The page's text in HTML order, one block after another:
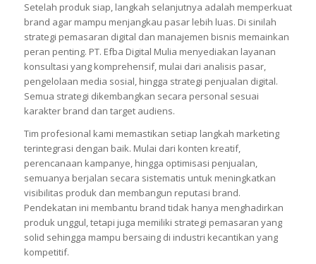
Setelah produk siap, langkah selanjutnya adalah memperkuat
brand agar mampu menjangkau pasar lebih luas. Di sinilah
strategi pemasaran digital dan manajemen bisnis memainkan
peran penting. PT. Efba Digital Mulia menyediakan layanan
konsultasi yang komprehensif, mulai dari analisis pasar,
pengelolaan media sosial, hingga strategi penjualan digital.
Semua strategi dikembangkan secara personal sesuai
karakter brand dan target audiens.
Tim profesional kami memastikan setiap langkah marketing
terintegrasi dengan baik. Mulai dari konten kreatif,
perencanaan kampanye, hingga optimisasi penjualan,
semuanya berjalan secara sistematis untuk meningkatkan
visibilitas produk dan membangun reputasi brand.
Pendekatan ini membantu brand tidak hanya menghadirkan
produk unggul, tetapi juga memiliki strategi pemasaran yang
solid sehingga mampu bersaing di industri kecantikan yang
kompetitif.